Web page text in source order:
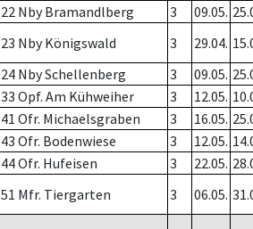
22 Nby Bramandlberg 3 09.05.
23 Nby Königswald 3 29.04.
24 Nby Schellenberg 3 09.05.
33 Opf. Am Kühweiher 3 12.05.
41 Ofr. Michaelsgraben 3 16.05.
43 Ofr. Bodenwiese 3 12.05.
44 Ofr. Hufeisen 3 22.05.
51 Mfr. Tiergarten 3 06.05.